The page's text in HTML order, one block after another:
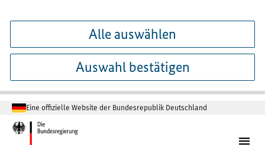
Alle auswählen
Auswahl bestätigen
Eine offizielle Website der Bundesrepublik Deutschland